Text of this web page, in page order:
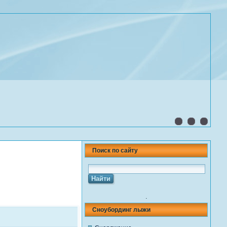
Поиск по сайту
.
Сноубординг лыжи